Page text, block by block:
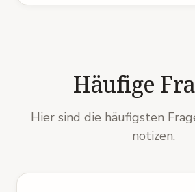
Häufige
Hier sind die häufigsten
notizen.